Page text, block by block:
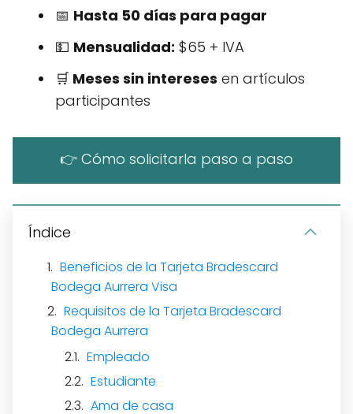
📅 Hasta 50 días para pagar
💵 Mensualidad: $65 + IVA
🛒 Meses sin intereses en artículos
participantes
👉 Cómo solicitarla paso a paso
Índice
Beneficios de la Tarjeta Bradescard
Bodega Aurrera Visa
Requisitos de la Tarjeta Bradescard
Bodega Aurrera
Empleado
Estudiante
Ama de casa